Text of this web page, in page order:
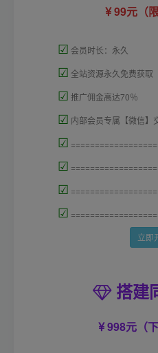
99元（限
☑ 会员时长：永久
☑ 全站资源永久免费获取
☑ 推广佣金高达70％
☑ 内部会员专属【微信】
☑
☑
☑
☑
立即
搭建
998元（下